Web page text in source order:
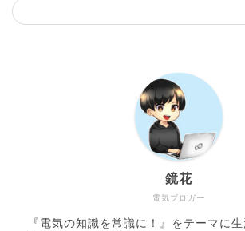
電気ブロガー
鏡花
『電気の知識を常識に！』をテーマに